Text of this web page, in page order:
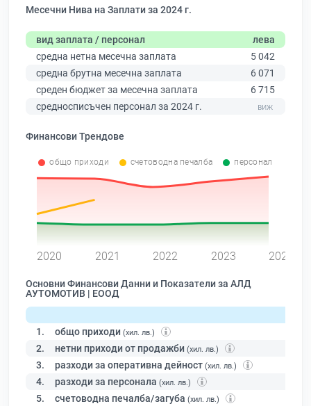
Месечни Нива на Заплати за 2024 г.
вид заплата / персонал
лева
средна нетна месечна заплата
5 042
средна брутна месечна заплата
6 071
среден бюджет за месечна заплата
6 715
средносписъчен персонал за 2024 г.
Финансови Трендове
общо приходи счетоводна печалба персонал
2020 2021 2022 2023 2024
Основни Финансови Данни и Показатели за АЛД
АУТОМОТИВ | ЕООД
1. общо приходи (хил. лв.)
2. нетни приходи от продажби (хил. лв.)
3. разходи за оперативна дейност (хил. лв.)
4. разходи за персонала (хил. лв.)
5. счетоводна печалба/загуба (хил. лв.)